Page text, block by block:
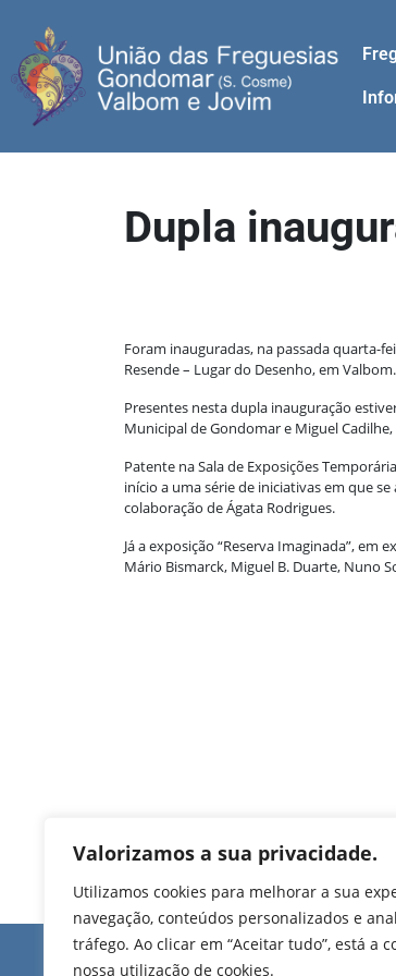
Valorizamos a sua privacidade.
Utilizamos cookies para melhorar a sua
navegação, conteúdos personalizados e
tráfego. Ao clicar em “Aceitar tudo”, está a
nossa utilização de cookies.
Dupla
Foram inauguradas, na passada quarta-
Resende – Lugar do Desenho, em Valbom.
Presentes nesta dupla inauguração
Municipal de Gondomar e Miguel
Patente na Sala de Exposições
início a uma série de iniciativas em que
colaboração de Ágata Rodrigues.
Já a exposição “Reserva Imaginada”, em
Mário Bismarck, Miguel B. Duarte, Nuno
Edifício de